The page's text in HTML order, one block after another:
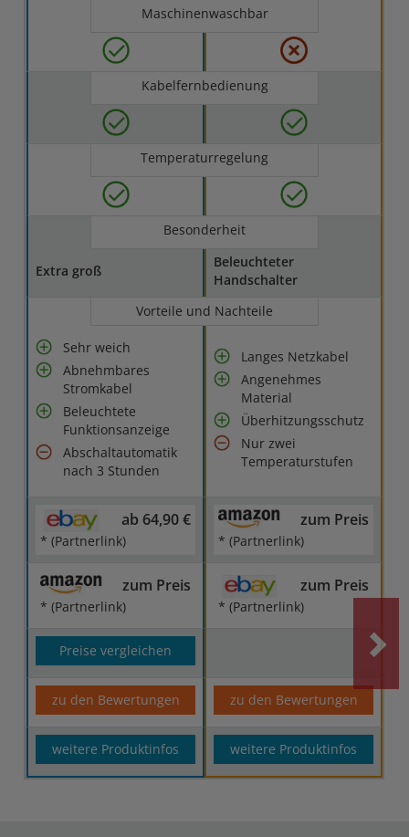
Maschinenwaschbar
Kabelfernbedienung
Temperaturregelung
Besonderheit
Extra groß
Beleuchteter
Handschalter
Vorteile und Nachteile
Sehr weich
Abnehmbares
Stromkabel
Beleuchtete
Funktionsanzeige
Abschaltautomatik
nach 3 Stunden
Langes Netzkabel
Angenehmes
Material
Überhitzungsschutz
Nur zwei
Temperaturstufen
ab 64,90 €
* (Partnerlink)
zum Preis
* (Partnerlink)
zum Preis
* (Partnerlink)
zum Preis
* (Partnerlink)
Preise vergleichen
zu den Bewertungen zu den Bewertungen
weitere Produktinfos weitere Produktinfos